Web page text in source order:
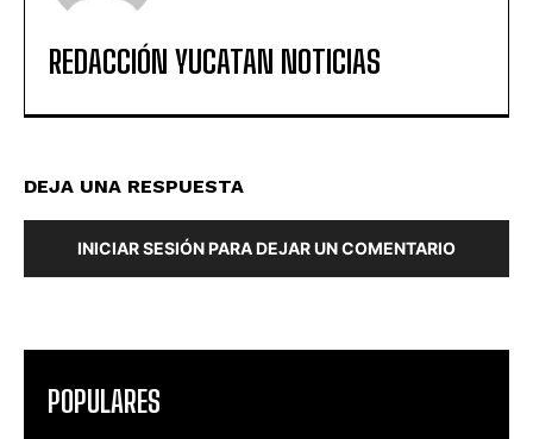
REDACCIÓN YUCATAN NOTICIAS
DEJA UNA RESPUESTA
INICIAR SESIÓN PARA DEJAR UN COMENTARIO
POPULARES